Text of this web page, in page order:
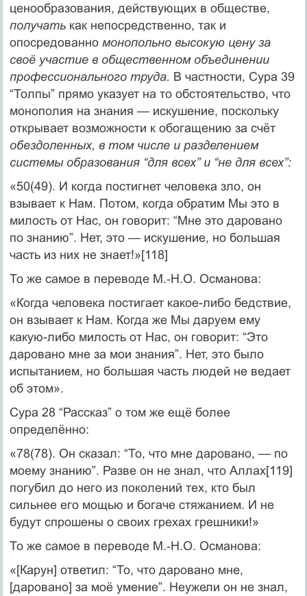
ценообразования, действующих в обществе,
получатькак непосредственно, так и
опосредованно монопольно высокую цену за
своё участие в общественном объединении
профессионального труда. В частности, Сура 39
“Толпы” прямо указует на то обстоятельство, что
монополия на знания — искушение, поскольку
открывает возможности к обогащению за счёт
обездоленных, в том числе и разделением
системы образования “для всех” и “не для всех”:
«50(49). И когда постигнет человека зло, он
взывает к Нам. Потом, когда обратим Мы это в
милость от Нас, он говорит: “Мне это даровано
по знанию”. Нет, это — искушение, но большая
часть из них не знает!»[118]
То же самое в переводе М.‑Н.О. Османова:
«Когда человека постигает какое-либо бедствие,
он взывает к Нам. Когда же Мы даруем ему
какую-либо милость от Нас, он говорит: “Это
даровано мне за мои знания”. Нет, это было
испытанием, но большая часть людей не ведает
об этом».
Сура 28 “Рассказ” о том же ещё более
определённо:
«78(78). Он сказал: “То, что мне даровано, — по
моему знанию”. Разве он не знал, что Аллах[119]
погубил до него из поколений тех, кто был
сильнее его мощью и богаче стяжанием. И не
будут спрошены о своих грехах грешники!»
То же самое в переводе М.‑Н.О. Османова:
«[Карун] ответил: “То, что даровано мне,
[даровано] за моё умение”. Неужели он не знал,